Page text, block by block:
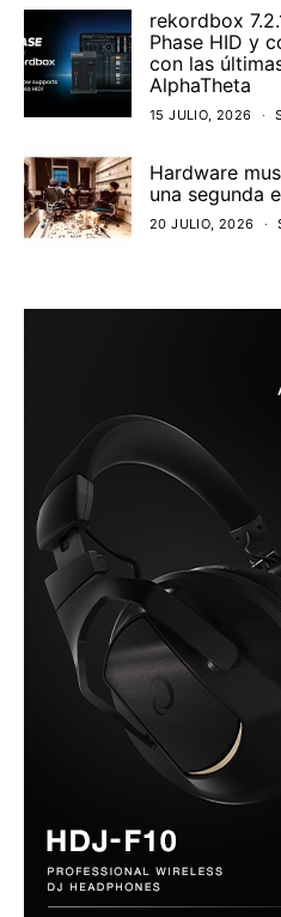
rekordbox
Phase HID y
con las
AlphaTheta
15 JULIO, 2026
Hardware
una segunda
20 JULIO, 2026